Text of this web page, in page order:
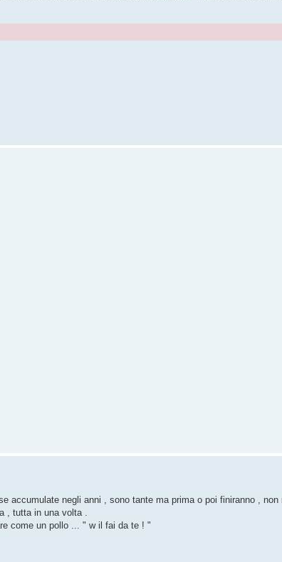
accumulate negli anni , sono tante ma prima o poi finiranno , non
, tutta in una volta .
come un pollo ... " w il fai da te ! "